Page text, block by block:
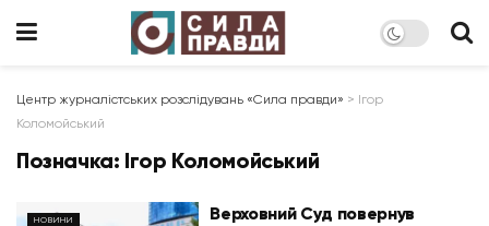
Центр журналістських розслідувань «Сила правди» > Ігор
Коломойський
Позначка: Ігор Коломойський
НОВИНИ
Верховний Суд повернув